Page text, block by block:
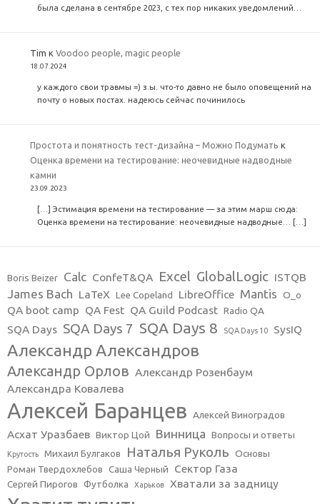
была сделана в сентябре 2023, с тех пор никаких уведомлений…
Tim кVoodoo people, magic people
18.07.2024
у каждого свои травмы =) з.ы. что-то давно не было оповещений на
почту о новых постах. надеюсь сейчас починилось
Простота и понятность тест-дизайна – Можно Подумать к
Оценка времени на тестирование: неочевидные надводные
камни
23.09.2023
[…] Эстимация времени на тестирование — за этим марш сюда:
Оценка времени на тестирование: неочевидные надводные… […]
Boris Beizer Calc ConfeT&QA Excel GlobalLogic ISTQB
James Bach LaTeX Lee Copeland LibreOffice Mantis O_o
QA boot camp QA Fest QA Guild Podcast Radio QA
SQA Days SQA Days 7 SQA Days 8 SQA Days 10 SysIQ
Александр Александров
Александр Орлов Александр Розенбаум
Александра Ковалева
Алексей Баранцев Алексей Виноградов
Асхат Уразбаев Виктор Цой Винница Вопросы и ответы
Крутость Михаил Булгаков Наталья Руколь Основы
Роман Твердохлебов Саша Черный Сектор Газа
Сергей Пирогов Футболка Харьков Хватали за задницу